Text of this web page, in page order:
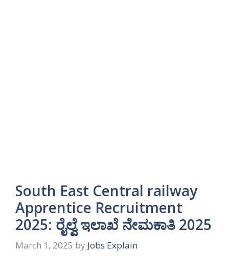
South East Central railway
Apprentice Recruitment
2025: ರೈಲ್ವೆ ಇಲಾಖೆ ನೇಮಕಾತಿ 2025
March 1, 2025 by Jobs Explain